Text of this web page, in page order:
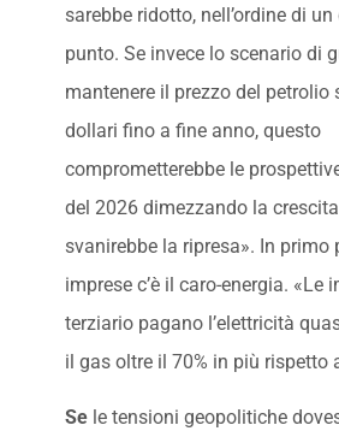
sarebbe ridotto, nell’ordine di
punto. Se invece lo scenario di
mantenere il prezzo del petrolio
dollari fino a fine anno, questo
comprometterebbe le
del 2026 dimezzando la
svanirebbe la ripresa». In primo
imprese c’è il caro-energia. «Le
terziario pagano l’elettricità
il gas oltre il 70% in più rispetto
Se le tensioni geopolitiche